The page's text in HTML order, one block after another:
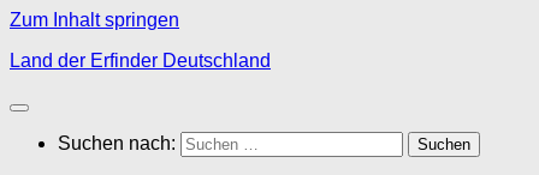
Zum Inhalt springen
Land der Erfinder Deutschland
Suchen nach: